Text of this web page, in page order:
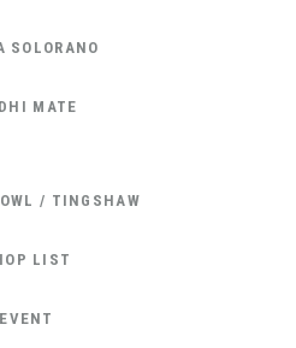
SOLORANO
MATE
/ TINGSHAW
LIST
EVENT